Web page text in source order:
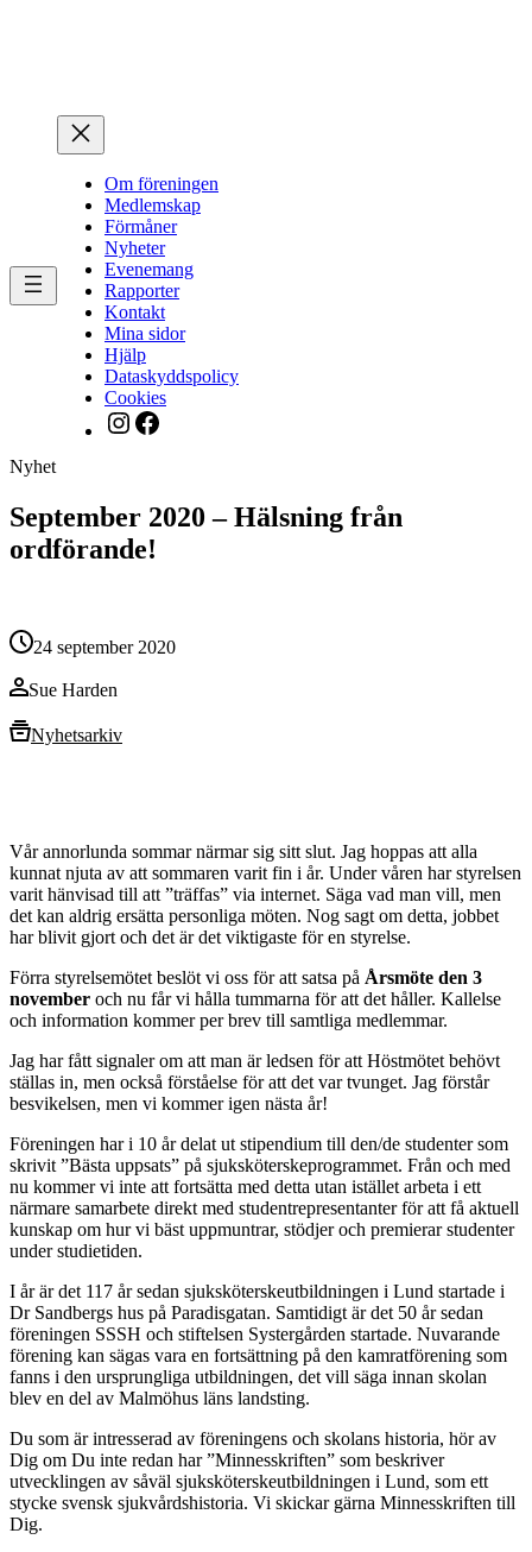
Om föreningen
Medlemskap
Förmåner
Nyheter
Evenemang
Rapporter
Kontakt
Mina sidor
Hjälp
Dataskyddspolicy
Cookies
Instagram
Facebook
Nyhet
September 2020 – Hälsning från
ordförande!
24 september 2020
Sue Harden
Nyhetsarkiv
Vår annorlunda sommar närmar sig sitt slut. Jag hoppas att alla
kunnat njuta av att sommaren varit fin i år. Under våren har styrelsen
varit hänvisad till att ”träffas” via internet. Säga vad man vill, men
det kan aldrig ersätta personliga möten. Nog sagt om detta, jobbet
har blivit gjort och det är det viktigaste för en styrelse.
Förra styrelsemötet beslöt vi oss för att satsa på Årsmöte den 3
november och nu får vi hålla tummarna för att det håller. Kallelse
och information kommer per brev till samtliga medlemmar.
Jag har fått signaler om att man är ledsen för att Höstmötet behövt
ställas in, men också förståelse för att det var tvunget. Jag förstår
besvikelsen, men vi kommer igen nästa år!
Föreningen har i 10 år delat ut stipendium till den/de studenter som
skrivit ”Bästa uppsats” på sjuksköterskeprogrammet. Från och med
nu kommer vi inte att fortsätta med detta utan istället arbeta i ett
närmare samarbete direkt med studentrepresentanter för att få aktuell
kunskap om hur vi bäst uppmuntrar, stödjer och premierar studenter
under studietiden.
I år är det 117 år sedan sjuksköterskeutbildningen i Lund startade i
Dr Sandbergs hus på Paradisgatan. Samtidigt är det 50 år sedan
föreningen SSSH och stiftelsen Systergården startade. Nuvarande
förening kan sägas vara en fortsättning på den kamratförening som
fanns i den ursprungliga utbildningen, det vill säga innan skolan
blev en del av Malmöhus läns landsting.
Du som är intresserad av föreningens och skolans historia, hör av
Dig om Du inte redan har ”Minnesskriften” som beskriver
utvecklingen av såväl sjuksköterskeutbildningen i Lund, som ett
stycke svensk sjukvårdshistoria. Vi skickar gärna Minnesskriften till
Dig.